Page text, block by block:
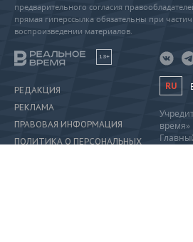
предварительного согласия
прямая гиперссылка обязательны при
воспроизведении материалов.
18+
РЕДАКЦИЯ
РЕКЛАМА
ПРАВОВАЯ ИНФОРМАЦИЯ
ПОЛИТИКА О ПЕРСОНАЛЬНЫХ
RU
время»